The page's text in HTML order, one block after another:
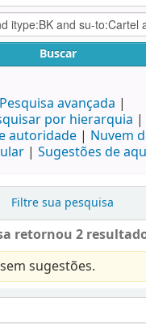
Buscar
Pesquisa avançada
por hierarquia
autoridade
Nuvem
Sugestões de
Filtre sua pesquisa
retornou 2
sugestões.